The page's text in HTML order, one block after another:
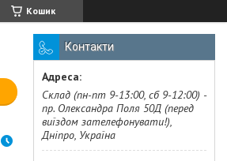
Кошик
Контакти
Склад (пн-пт 9-13:00, сб 9-12:00) -
пр. Олександра Поля 50Д (перед
виїздом зателефонувати!),
Дніпро, Україна